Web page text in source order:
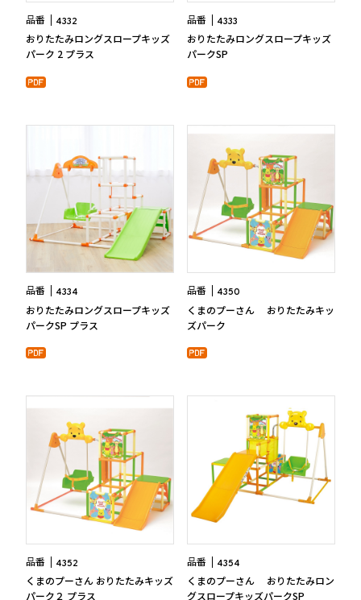
品番 4332
おりたたみロングスロープキッズ
パーク 2 プラス
品番 4333
おりたたみロングスロープキッズ
パークSP
品番 4334
おりたたみロングスロープキッズ
パークSP プラス
品番 4350
くまのプーさん おりたたみキッ
ズパーク
品番 4352
くまのプーさん おりたたみキッズ
パーク２ プラス
品番 4354
くまのプーさん おりたたみロン
グスロープキッズパークSP